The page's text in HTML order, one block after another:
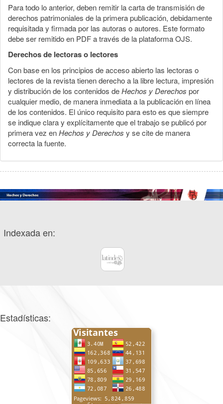
Para todo lo anterior, deben remitir la carta de transmisión de
derechos patrimoniales de la primera publicación, debidamente
requisitada y firmada por las autoras o autores. Este formato
debe ser remitido en PDF a través de la plataforma OJS.
Derechos de lectoras o lectores
Con base en los principios de acceso abierto las lectoras o
lectores de la revista tienen derecho a la libre lectura, impresión
y distribución de los contenidos deHechos y Derechos por
cualquier medio, de manera inmediata a la publicación en línea
de los contenidos. El único requisito para esto es que siempre
se indique clara y explícitamente que el trabajo se publicó por
primera vez enHechos y Derechos y se cite de manera
correcta la fuente.
Indexada en:
Estadísticas: